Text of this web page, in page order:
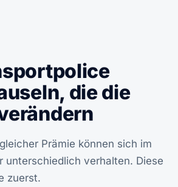
die die
Prämie können sich im
unterschiedlich verhalten. Diese
zuerst.